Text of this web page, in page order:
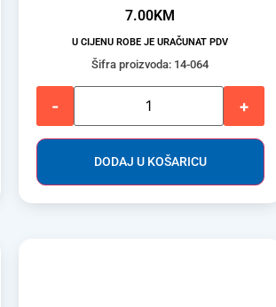
7.00KM
U CIJENU ROBE JE URAČUNAT PDV
Šifra proizvoda: 14-064
- +
DODAJ U KOŠARICU